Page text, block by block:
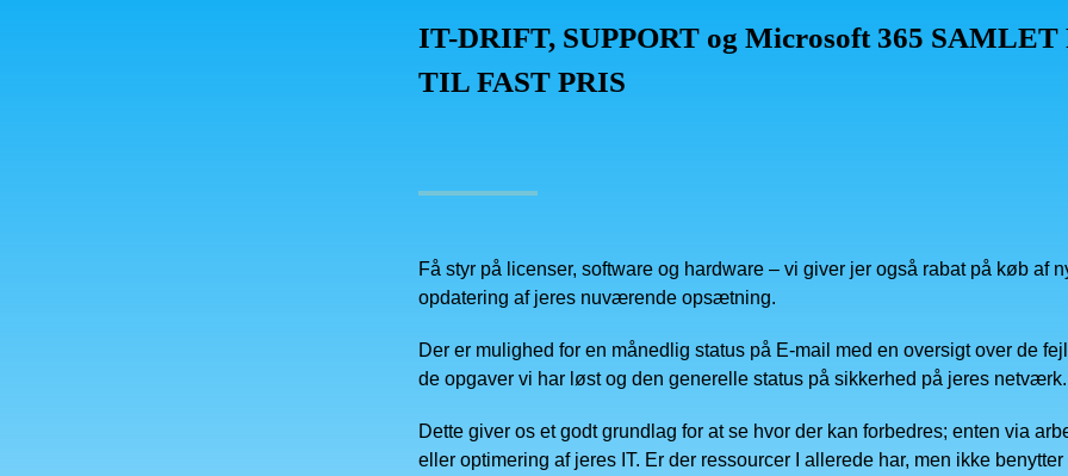
IT-DRIFT, SUPPORT og Microsoft 365 SAMLET
TIL FAST PRIS
Få styr på licenser, software og hardware – vi giver jer også rabat på køb af
opdatering af jeres nuværende opsætning.
Der er mulighed for en månedlig status på E-mail med en oversigt over de
de opgaver vi har løst og den generelle status på sikkerhed på jeres netværk.
Dette giver os et godt grundlag for at se hvor der kan forbedres; enten via
eller optimering af jeres IT. Er der ressourcer I allerede har, men ikke